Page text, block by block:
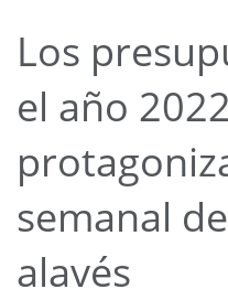
Los
el año 2022
semanal
alavés